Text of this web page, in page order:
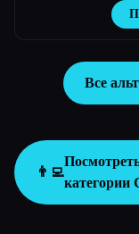
Все
👨‍💻
категории